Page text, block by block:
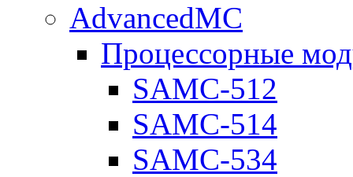
AdvancedMC
Процессорные
SAMC-512
SAMC-514
SAMC-534